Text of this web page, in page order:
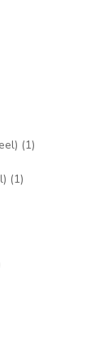
(1)
(1)